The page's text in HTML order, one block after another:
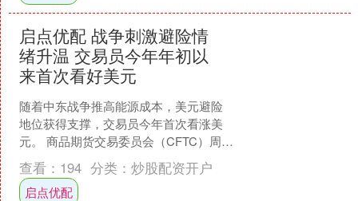
启点优配 战争刺激避险情
绪升温 交易员今年年初以
来首次看好美元
随着中东战争推高能源成本，美元避险
地位获得支撑，交易员今年首次看涨美
元。 商品期货交易委员会（CFTC）周五
公布的数据显示，截至3月 17日，对冲基
金、资产管理....
查看： 194 分类： 炒股配资开户
启点优配